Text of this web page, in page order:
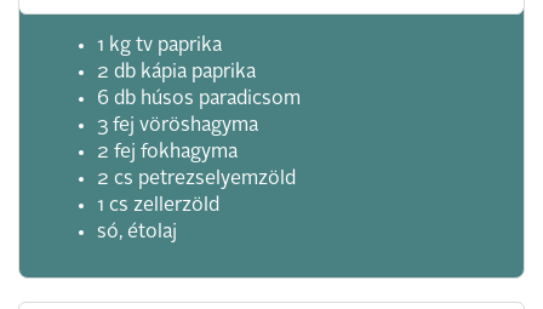
1 kg tv paprika
2 db kápia paprika
6 db húsos paradicsom
3 fej vöröshagyma
2 fej fokhagyma
2 cs petrezselyemzöld
1 cs zellerzöld
só, étolaj